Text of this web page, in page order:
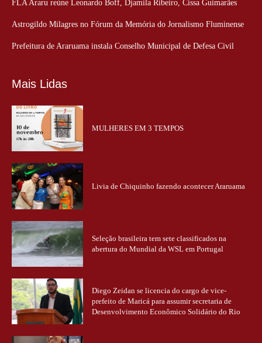
FLA Araru reúne Leonardo Boff, Djamila Ribeiro, Cissa Guimarães
Astrogildo Milagres no Fórum da Memória do Jornalismo Fluminense
Prefeitura de Araruama instala Conselho Municipal de Defesa Civil
Mais Lidas
MULHERES EM 3 TEMPOS
Livia de Chiquinho fazendo acontecer Araruama
Seleção brasileira tem sete classificados na
abertura do Mundial da WSL em Portugal
Diego Zeidan se licencia do cargo de vice-
prefeito de Maricá para assumir secretaria de
Desenvolvimento Econômico Solidário do Rio